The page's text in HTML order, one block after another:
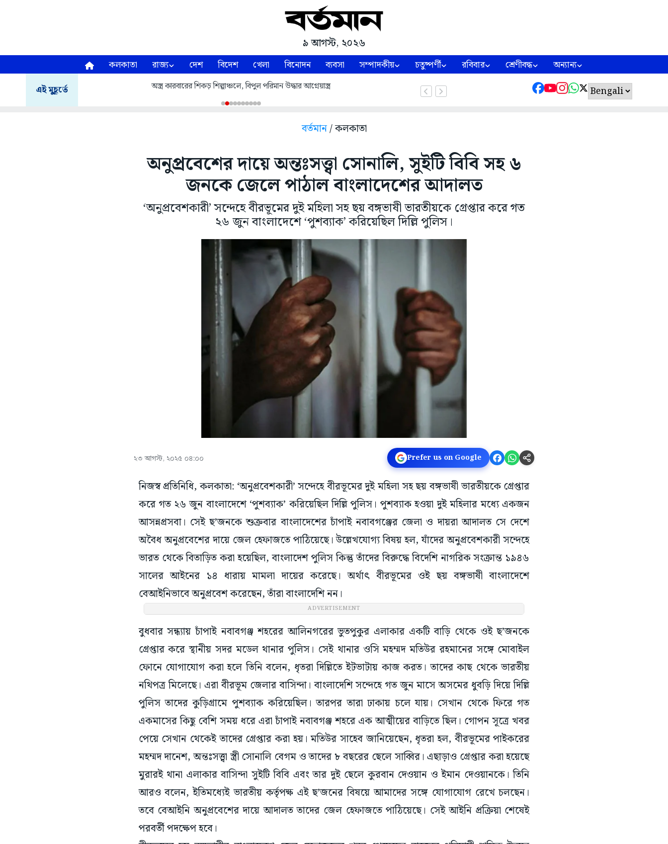
৯ আগস্ট, ২০২৬
কলকাতা রাজ্য দেশ বিদেশ খেলা বিনোদন ব্যবসা সম্পাদকীয় চতুষ্পর্ণী রবিবার শ্রেণীবদ্ধ অন্যান্য
এই মুহূর্তে অস্ত্র কারবারের শিকড় শিল্পাঞ্চলে, বিপুল পরিমান উদ্ধার আগ্নেয়াস্ত্র
বর্তমান/ কলকাতা
অনুপ্রবেশের দায়ে অন্তঃসত্ত্বা সোনালি, সুইটি বিবি সহ ৬
জনকে জেলে পাঠাল বাংলাদেশের আদালত
‘অনুপ্রবেশকারী’ সন্দেহে বীরভূমের দুই মহিলা সহ ছয় বঙ্গভাষী ভারতীয়কে গ্রেপ্তার করে গত
২৬ জুন বাংলাদেশে ‘পুশব্যাক’ করিয়েছিল দিল্লি পুলিস।
২৩ আগস্ট, ২০২৫ ০৪:০০ Prefer us on Google
নিজস্ব প্রতিনিধি, কলকাতা: ‘অনুপ্রবেশকারী’ সন্দেহে বীরভূমের দুই মহিলা সহ ছয় বঙ্গভাষী ভারতীয়কে গ্রেপ্তার
করে গত ২৬ জুন বাংলাদেশে ‘পুশব্যাক’ করিয়েছিল দিল্লি পুলিস। পুশব্যাক হওয়া দুই মহিলার মধ্যে একজন
আসন্নপ্রসবা। সেই ছ’জনকে শুক্রবার বাংলাদেশের চাঁপাই নবাবগঞ্জের জেলা ও দায়রা আদালত সে দেশে
অবৈধ অনুপ্রবেশের দায়ে জেল হেফাজতে পাঠিয়েছে। উল্লেখযোগ্য বিষয় হল, যাঁদের অনুপ্রবেশকারী সন্দেহে
ভারত থেকে বিতাড়িত করা হয়েছিল, বাংলাদেশ পুলিস কিন্তু তাঁদের বিরুদ্ধে বিদেশি নাগরিক সংক্রান্ত ১৯৪৬
সালের আইনের ১৪ ধারায় মামলা দায়ের করেছে। অর্থাৎ বীরভূমের ওই ছয় বঙ্গভাষী বাংলাদেশে
বেআইনিভাবে অনুপ্রবেশ করেছেন, তাঁরা বাংলাদেশি নন।
ADVERTISEMENT
বুধবার সন্ধ্যায় চাঁপাই নবাবগঞ্জ শহরের আলিনগরের ভুতপুকুর এলাকার একটি বাড়ি থেকে ওই ছ’জনকে
গ্রেপ্তার করে স্থানীয় সদর মডেল থানার পুলিস। সেই থানার ওসি মহম্মদ মতিউর রহমানের সঙ্গে মোবাইল
ফোনে যোগাযোগ করা হলে তিনি বলেন, ধৃতরা দিল্লিতে ইটভাটায় কাজ করত। তাদের কাছ থেকে ভারতীয়
নথিপত্র মিলেছে। এরা বীরভূম জেলার বাসিন্দা। বাংলাদেশি সন্দেহে গত জুন মাসে অসমের ধুবড়ি দিয়ে দিল্লি
পুলিস তাদের কুড়িগ্রামে পুশব্যাক করিয়েছিল। তারপর তারা ঢাকায় চলে যায়। সেখান থেকে ফিরে গত
একমাসের কিছু বেশি সময় ধরে এরা চাঁপাই নবাবগঞ্জ শহরে এক আত্মীয়ের বাড়িতে ছিল। গোপন সূত্রে খবর
পেয়ে সেখান থেকেই তাদের গ্রেপ্তার করা হয়। মতিউর সাহেব জানিয়েছেন, ধৃতরা হল, বীরভূমের পাইকরের
মহম্মদ দানেশ, অন্তঃসত্ত্বা স্ত্রী সোনালি বেগম ও তাদের ৮ বছরের ছেলে সাব্বির। এছাড়াও গ্রেপ্তার করা হয়েছে
মুরারই থানা এলাকার বাসিন্দা সুইটি বিবি এবং তার দুই ছেলে কুরবান দেওয়ান ও ইমান দেওয়ানকে। তিনি
আরও বলেন, ইতিমধ্যেই ভারতীয় কর্তৃপক্ষ এই ছ’জনের বিষয়ে আমাদের সঙ্গে যোগাযোগ রেখে চলছেন।
তবে বেআইনি অনুপ্রবেশের দায়ে আদালত তাদের জেল হেফাজতে পাঠিয়েছে। সেই আইনি প্রক্রিয়া শেষেই
পরবর্তী পদক্ষেপ হবে।